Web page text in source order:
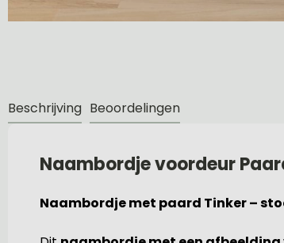
Beschrijving Beoordelingen
Naambordje voordeur
Naambordje met paard Tinker –